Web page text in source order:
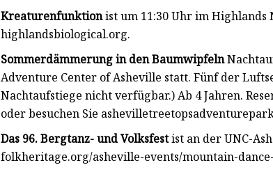
Kreaturenfunktionist um 11:30 Uhr im
highlandsbiological.org.
Sommerdämmerung in den Baumwipfeln
Adventure Center of Asheville statt. Fünf der
Nachtaufstiege nicht verfügbar.) Ab 4 Jahren.
oder besuchen Sie
Das 96. Bergtanz- und Volksfestist an der UNC-
folkheritage.org/asheville-events/mountain-